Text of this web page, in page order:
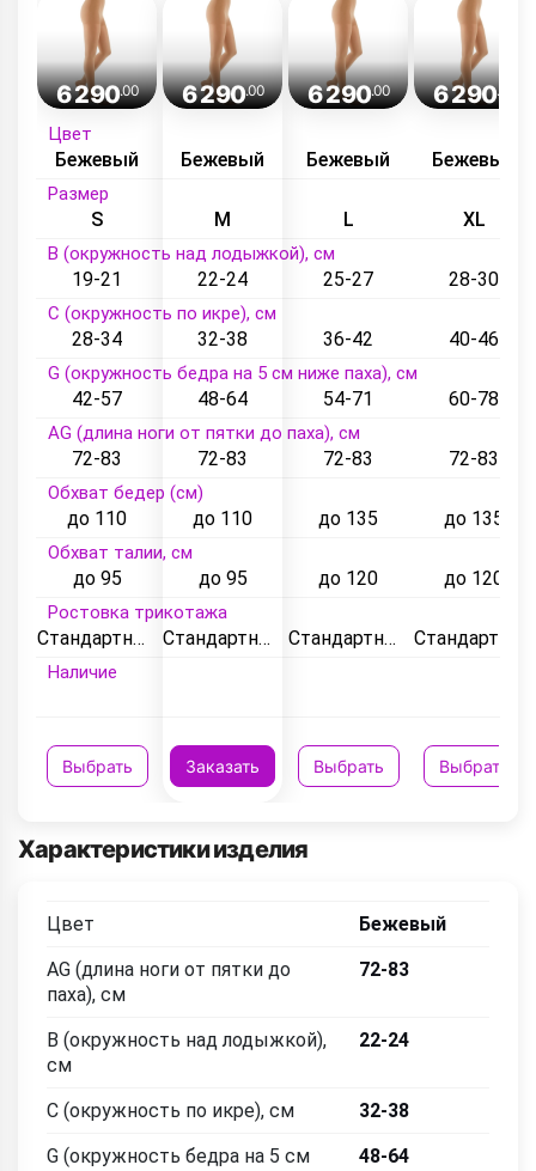
Цвет
Размер
B (окружность над лодыжкой), см
C (окружность по икре), см
G (окружность бедра на 5 см ниже паха), см
AG (длина ноги от пятки до паха), см
Обхват бедер (см)
Обхват талии, см
Ростовка трикотажа
Наличие
6 290.00
Бежевый
S
19-21
28-34
42-57
72-83
до 110
до 95
Стандартный
Выбрать
6 290.00
Бежевый
M
22-24
32-38
48-64
72-83
до 110
до 95
Стандартный
Заказать
6 290.00
Бежевый
L
25-27
36-42
54-71
72-83
до 135
до 120
Стандартный
Выбрать
6 290.00
Бежевый
XL
28-30
40-46
60-78
72-83
до 135
до 120
Выбрать
Характеристики изделия
Цвет
Бежевый
AG (длина ноги от пятки до
паха), см
72-83
B (окружность над лодыжкой),
см
22-24
C (окружность по икре), см
32-38
G (окружность бедра на 5 см
48-64